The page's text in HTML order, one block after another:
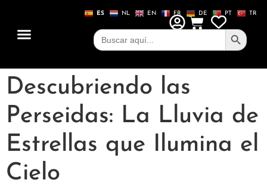
ES NL EN FR DE PT TR
Buscar: Botón de
Descubriendo las
Perseidas: La Lluvia de
Estrellas que Ilumina el
Cielo